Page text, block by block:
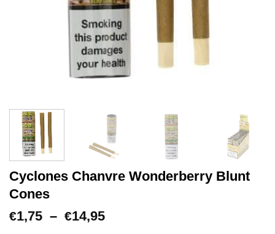
Cyclones Chanvre Wonderberry Blunt
Cones
€1,75 – €14,95Plage